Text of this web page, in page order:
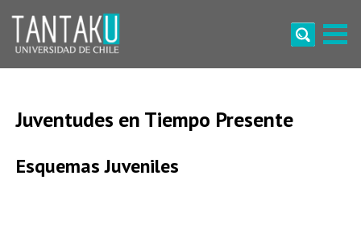
content
Juventudes en Tiempo Presente
Esquemas Juveniles